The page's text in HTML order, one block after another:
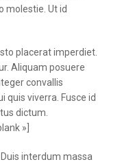
molestie. Ut id
placerat imperdiet.
Aliquam posuere
convallis
quis viverra. Fusce id
dictum.
»]
interdum massa